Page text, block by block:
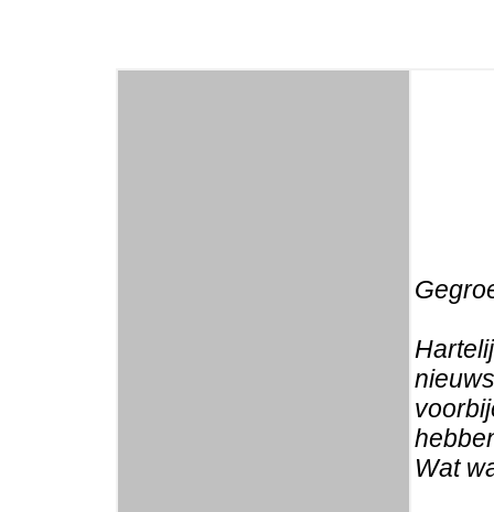
Wat